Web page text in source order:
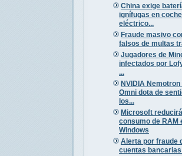
China exige
ignífugas en
eléctrico...
Fraude masivo
falsos de multas
Jugadores de
infectados por
...
NVIDIA Nemotron
Omni dota de
los...
Microsoft
consumo de RAM
Windows
Alerta por fraude
cuentas bancarias